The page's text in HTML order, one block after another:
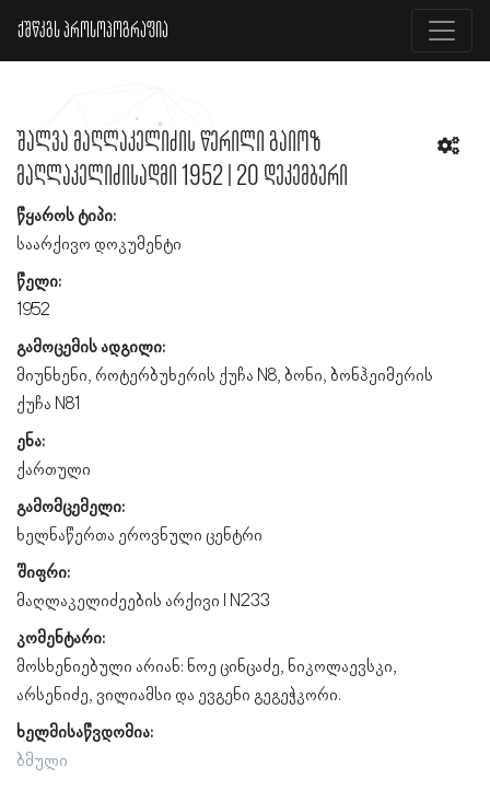
ქშწკგს პროსოპოგრაფია
შალვა მაღლაკელიძის წერილი გაიოზ
მაღლაკელიძისადმი 1952 | 20 დეკემბერი
წყაროს ტიპი:
საარქივო დოკუმენტი
წელი:
1952
გამოცემის ადგილი:
მიუნხენი, როტერბუხერის ქუჩა N8, ბონი, ბონჰეიმერის
ქუჩა N81
ენა:
ქართული
გამომცემელი:
ხელნაწერთა ეროვნული ცენტრი
შიფრი:
მაღლაკელიძეების არქივი I N233
კომენტარი:
მოსხენიებული არიან: ნოე ცინცაძე, ნიკოლაევსკი,
არსენიძე, ვილიამსი და ევგენი გეგეჭკორი.
ხელმისაწვდომია:
ბმული